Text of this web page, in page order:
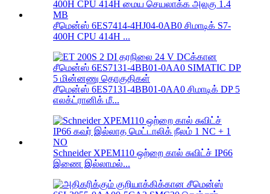
சீமென்ஸ் 6ES7414-4HJ04-0AB0 சிமாடிக் S7-
400H CPU 414H ...
சீமென்ஸ் 6ES7131-4BB01-0AA0 சிமாடிக் DP 5
எலக்ட்ரானிக் மீ...
Schneider XPEM110 ஒற்றை கால் சுவிட்ச் IP66
இணை இல்லாமல்...